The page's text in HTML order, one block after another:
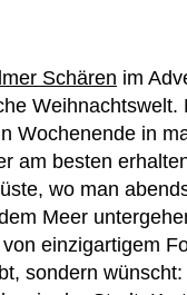
Schären im
Wochenende in
am besten
wo man
Meer
einzigartigem
sondern